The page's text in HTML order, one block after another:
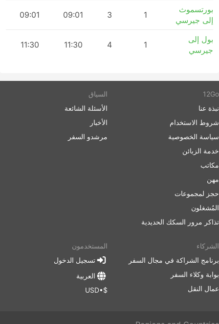
بورتسموث
إلى جيرسي
1
3
09:01
09:01
بول إلى
جيرسي
1
4
11:30
11:30
12Go
نبذة عنا
شروط الاستخدام
سياسة الخصوصية
خدمة الزبائن
مكاتب
مهن
حجز لمجموعات
المُشغلون
تذاكر مرور السكك الحديدية
السياق
الأسئلة الشائعة
الأخبار
مرشدو السفر
الشركاء
برنامج الشراكة في مجال السفر
بوابة وكلاء السفر
عمال النقل
المستخدمون
تسجيل الدخول
العربية
$•USD